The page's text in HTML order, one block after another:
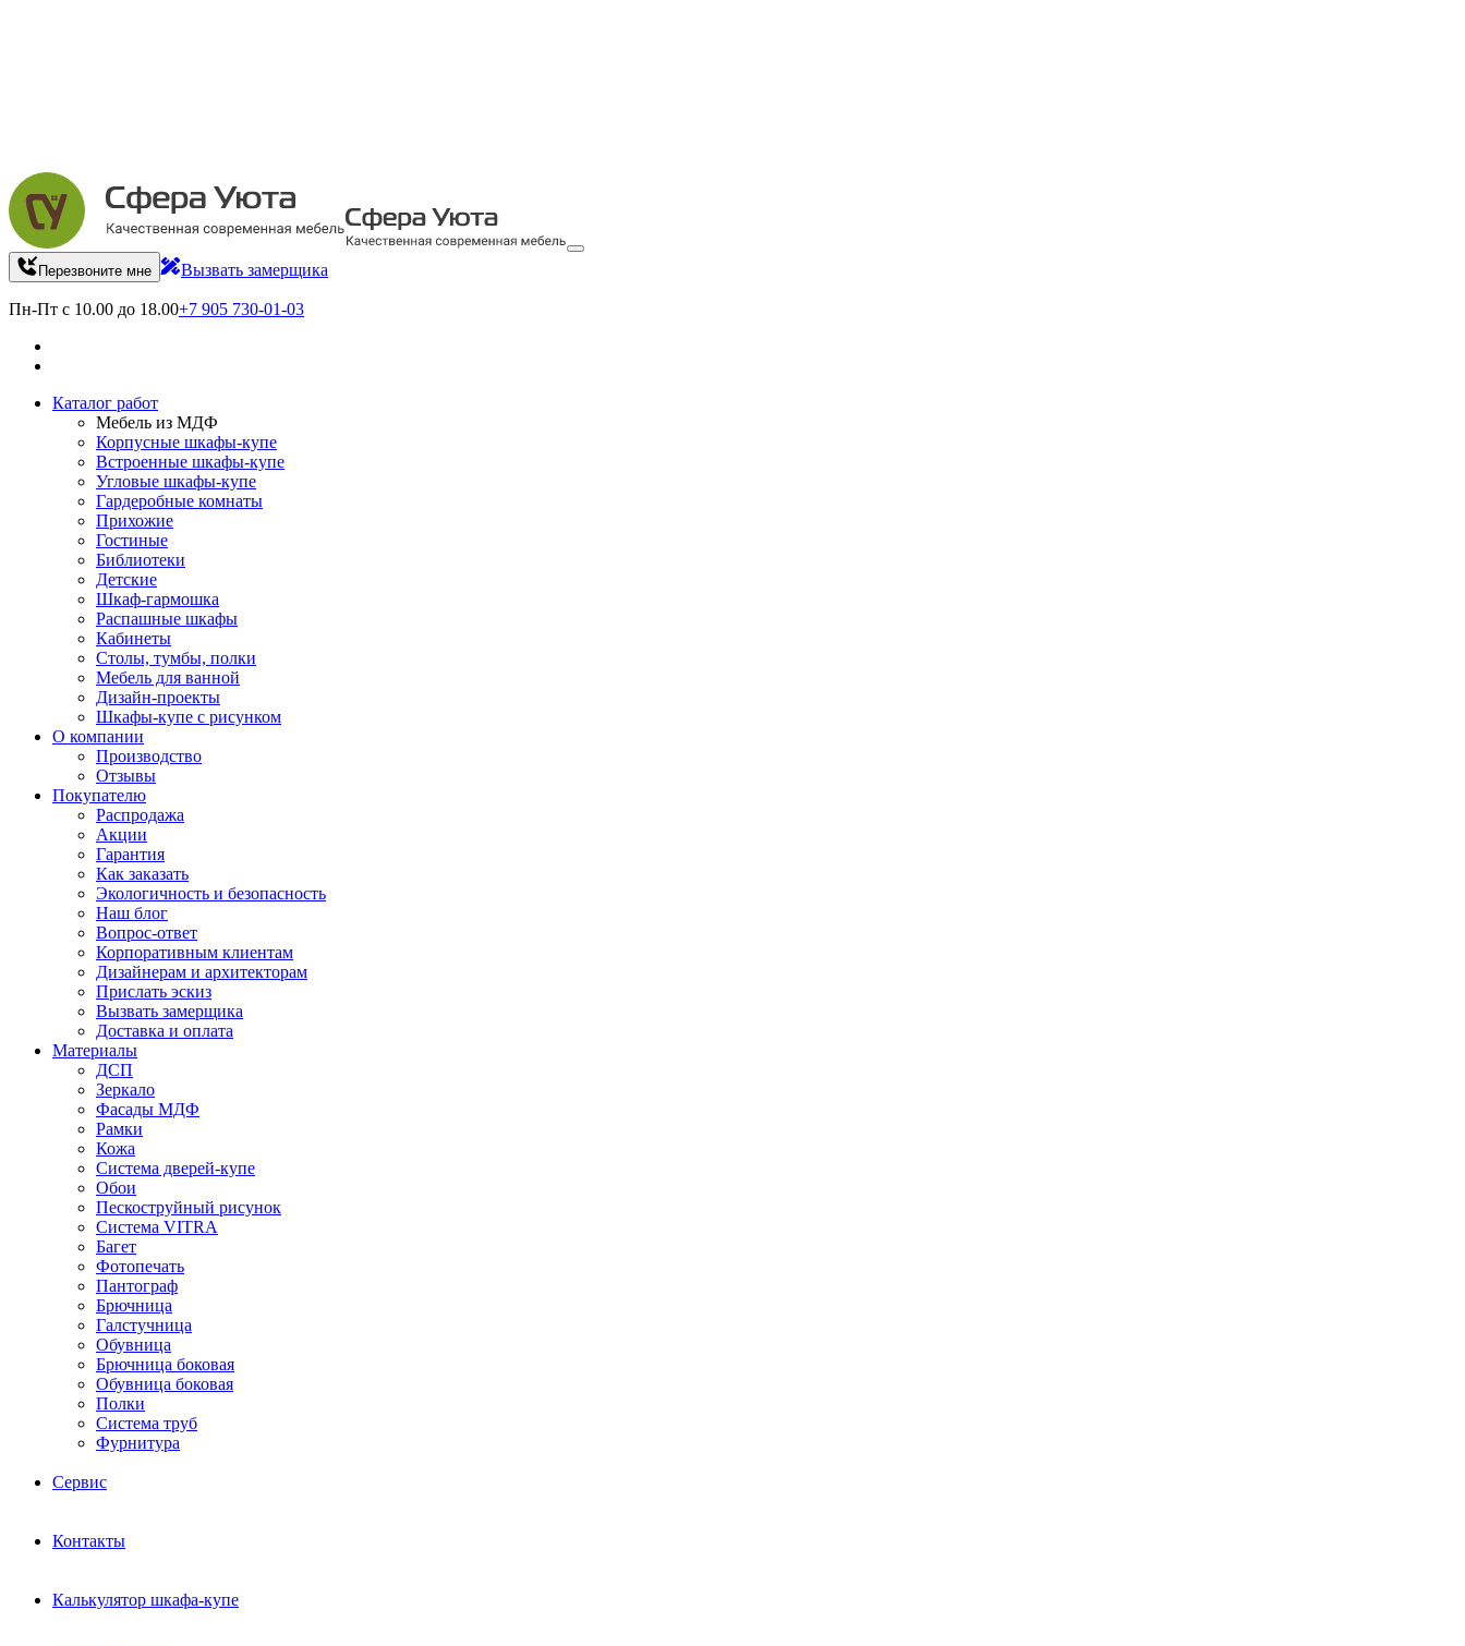
Перезвоните мне Вызвать замерщика
Пн-Пт с 10.00 до 18.00+7 905 730-01-03
Каталог работ
Мебель из МДФ
Корпусные шкафы-купе
Встроенные шкафы-купе
Угловые шкафы-купе
Гардеробные комнаты
Прихожие
Гостиные
Библиотеки
Детские
Шкаф-гармошка
Распашные шкафы
Кабинеты
Столы, тумбы, полки
Мебель для ванной
Дизайн-проекты
Шкафы-купе с рисунком
О компании
Производство
Отзывы
Покупателю
Распродажа
Акции
Гарантия
Как заказать
Экологичность и безопасность
Наш блог
Вопрос-ответ
Корпоративным клиентам
Дизайнерам и архитекторам
Прислать эскиз
Вызвать замерщика
Доставка и оплата
Материалы
ДСП
Зеркало
Фасады МДФ
Рамки
Кожа
Система дверей-купе
Обои
Пескоструйный рисунок
Система VITRA
Багет
Фотопечать
Пантограф
Брючница
Галстучница
Обувница
Брючница боковая
Обувница боковая
Полки
Система труб
Фурнитура
Сервис
Контакты
Калькулятор шкафа-купе